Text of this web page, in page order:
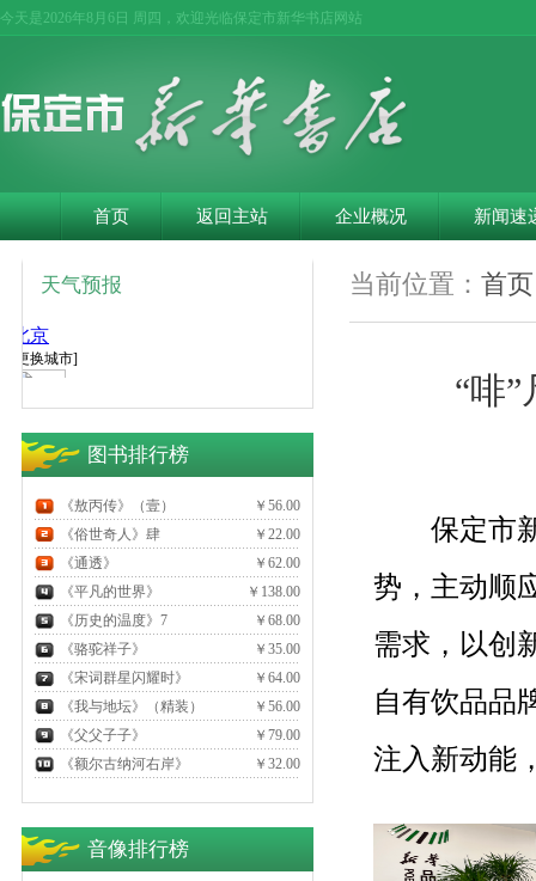
今天是 2026年8月6日 周四，欢迎光临保定市新华书店网站
首页 返回主站 企业概况 新闻速
当前位置： 首页
“啡
保定市新
势，主动顺
需求，以创
自有饮品品
注入新动能
天气预报
图书排行榜
《敖丙传》（壹）
￥56.00
《俗世奇人》肆
￥22.00
《通透》
￥62.00
《平凡的世界》
￥138.00
《历史的温度》7
￥68.00
《骆驼祥子》
￥35.00
《宋词群星闪耀时》
￥64.00
《我与地坛》（精装）
￥56.00
《父父子子》
￥79.00
《额尔古纳河右岸》
￥32.00
音像排行榜